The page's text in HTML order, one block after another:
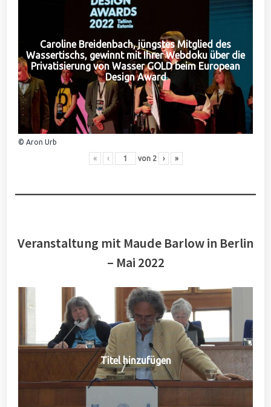
Caroline Breidenbach, jüngstes Mitglied des
Wassertischs, gewinnt mit Ihrer Webdoku über die
Privatisierung von Wasser GOLD beim European
Design Award
© Aron Urb
« ‹ von 2 › »
Veranstaltung mit Maude Barlow in Berlin
– Mai 2022
Titel hinzufügen